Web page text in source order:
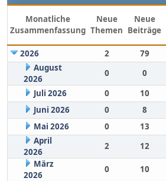
Monatliche
Zusammenfassung
Neue
Themen
Neue
Beiträge
2026 2 79
August
2026
0 0
Juli 2026
0 10
Juni 2026
0 8
Mai 2026
0 13
April
2026
2 12
März
2026
0 10